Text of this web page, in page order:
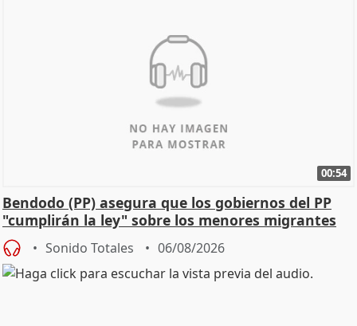
00:54
Bendodo (PP) asegura que los gobiernos del PP
"cumplirán la ley" sobre los menores migrantes
Sonido Totales 06/08/2026